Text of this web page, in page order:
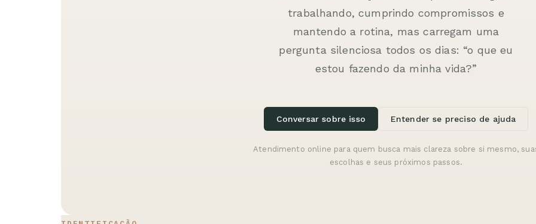
trabalhando, cumprindo compromissos e
mantendo a rotina, mas carregam uma
pergunta silenciosa todos os dias: “o que eu
estou fazendo da minha vida?”
Conversar sobre isso Entender se preciso de ajuda
Atendimento online para quem busca mais clareza sobre si mesmo,
escolhas e seus próximos passos.